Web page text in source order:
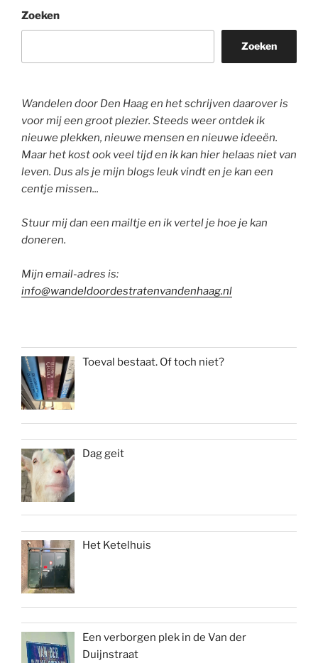
Zoeken
Zoeken
Wandelen door Den Haag en het schrijven daarover is
voor mij een groot plezier. Steeds weer ontdek ik
nieuwe plekken, nieuwe mensen en nieuwe ideeën.
Maar het kost ook veel tijd en ik kan hier helaas niet van
leven. Dus als je mijn blogs leuk vindt en je kan een
centje missen...
Stuur mij dan een mailtje en ik vertel je hoe je kan
doneren.
Mijn email-adres is:
info@wandeldoordestratenvandenhaag.nl
Toeval bestaat. Of toch niet?
Dag geit
Het Ketelhuis
Een verborgen plek in de Van der
Duijnstraat